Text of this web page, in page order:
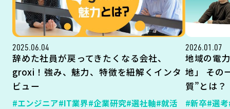
2025.06.04
辞めた社員が戻ってきたくなる会社、
groxi！強み、魅力、特徴を紐解くインタ
ビュー
#エンジニア#IT業界#企業研究#選社軸#就活
2026.01.07
地域の電
地」 その
質”とは？
#新卒#選考